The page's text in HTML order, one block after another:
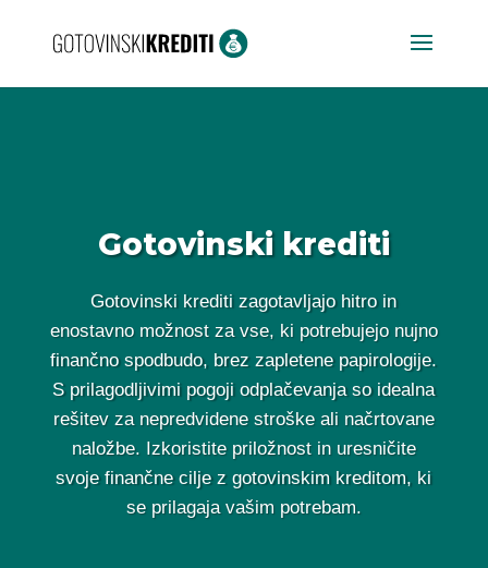
Gotovinski krediti
Gotovinski krediti zagotavljajo hitro in
enostavno možnost za vse, ki potrebujejo nujno
finančno spodbudo, brez zapletene papirologije.
S prilagodljivimi pogoji odplačevanja so idealna
rešitev za nepredvidene stroške ali načrtovane
naložbe. Izkoristite priložnost in uresničite
svoje finančne cilje z gotovinskim kreditom, ki
se prilagaja vašim potrebam.